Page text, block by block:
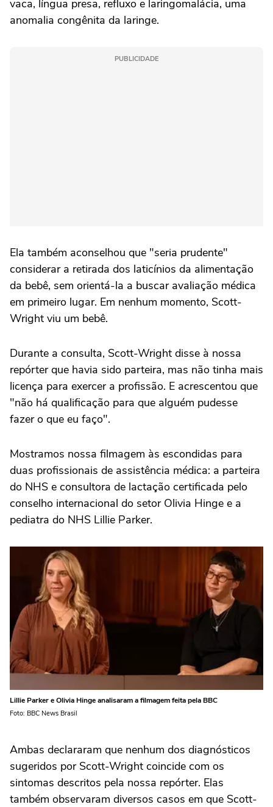
vaca, língua presa, refluxo e laringomalácia, uma
anomalia congênita da laringe.
PUBLICIDADE
Ela também aconselhou que "seria prudente"
considerar a retirada dos laticínios da alimentação
da bebê, sem orientá-la a buscar avaliação médica
em primeiro lugar. Em nenhum momento, Scott-
Wright viu um bebê.
Durante a consulta, Scott-Wright disse à nossa
repórter que havia sido parteira, mas não tinha mais
licença para exercer a profissão. E acrescentou que
"não há qualificação para que alguém pudesse
fazer o que eu faço".
Mostramos nossa filmagem às escondidas para
duas profissionais de assistência médica: a parteira
do NHS e consultora de lactação certificada pelo
conselho internacional do setor Olivia Hinge e a
pediatra do NHS Lillie Parker.
Lillie Parker e Olivia Hinge analisaram a filmagem feita pela BBC
Foto: BBC News Brasil
Ambas declararam que nenhum dos diagnósticos
sugeridos por Scott-Wright coincide com os
sintomas descritos pela nossa repórter. Elas
também observaram diversos casos em que Scott-